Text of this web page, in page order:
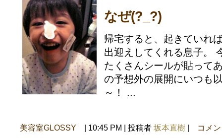
なぜ(?_?)
帰宅すると、起きていれ
出迎えしてくれる息子。
たくさんシールが貼って
の予想外の展開にいつも
～！ ...
美容室GLOSSY | 10:45 PM | 投稿者 坂本直樹 | コメ